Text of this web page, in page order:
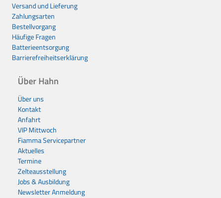
Versand und Lieferung
Zahlungsarten
Bestellvorgang
Häufige Fragen
Batterieentsorgung
Barrierefreiheitserklärung
Über Hahn
Über uns
Kontakt
Anfahrt
VIP Mittwoch
Fiamma Servicepartner
Aktuelles
Termine
Zelteausstellung
Jobs & Ausbildung
Newsletter Anmeldung